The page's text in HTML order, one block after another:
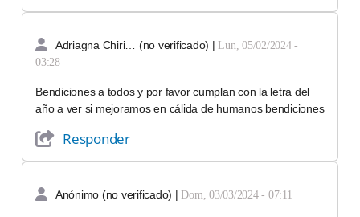
Adriagna Chiri… (no verificado)
Lun, 05/02/2024 -
03:28
Bendiciones a todos y por favor cumplan con la letra del
año a ver si mejoramos en cálida de humanos bendiciones
Responder
Anónimo (no verificado) Dom, 03/03/2024 - 07:11